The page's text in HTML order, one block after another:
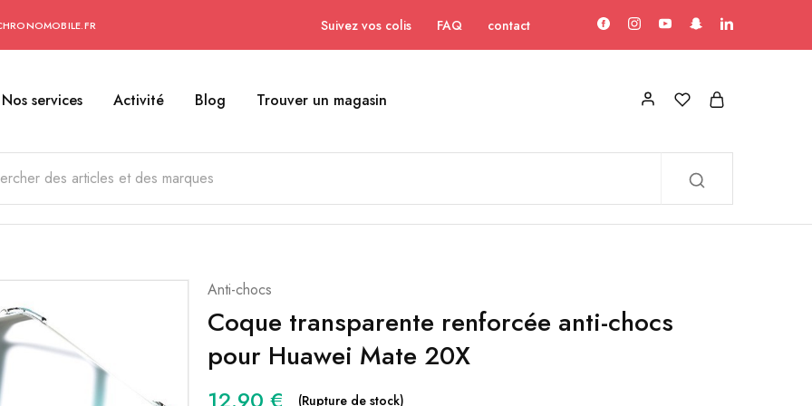
Suivez vos colis FAQ contact
Nos services Activité Blog Trouver un magasin
Anti-chocs
Coque transparente renforcée anti-chocs
pour Huawei Mate 20X
(Rupture de stock)